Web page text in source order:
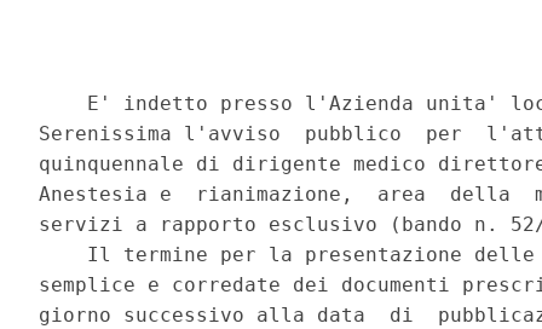
E' indetto presso l'Azienda unita'
Serenissima l'avviso  pubblico  per
quinquennale di dirigente medico
Anestesia e  rianimazione,  area  della
servizi a rapporto esclusivo (bando n.
Il termine per la presentazione
semplice e corredate dei documenti
giorno successivo alla data  di